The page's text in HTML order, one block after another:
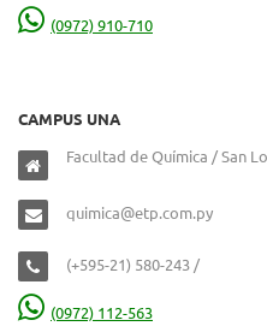
(0972) 910-710
CAMPUS UNA
Facultad de Química / San
quimica@etp.com.py
(+595-21) 580-243 /
(0972) 112-563